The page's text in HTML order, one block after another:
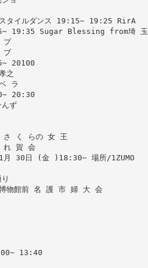
タイルダンス 19:15∼ 19:25 RirA
19:35 Sugar Blessing from埼 玉
プ
ブ
20100
之
ラ
20:30
んず
さ く らの 女 王
れ 賀 会
月 30日 (金 )18:30∼ 場所/1ZUMO
博物館前 名 護 市 婦 大 会
13:40